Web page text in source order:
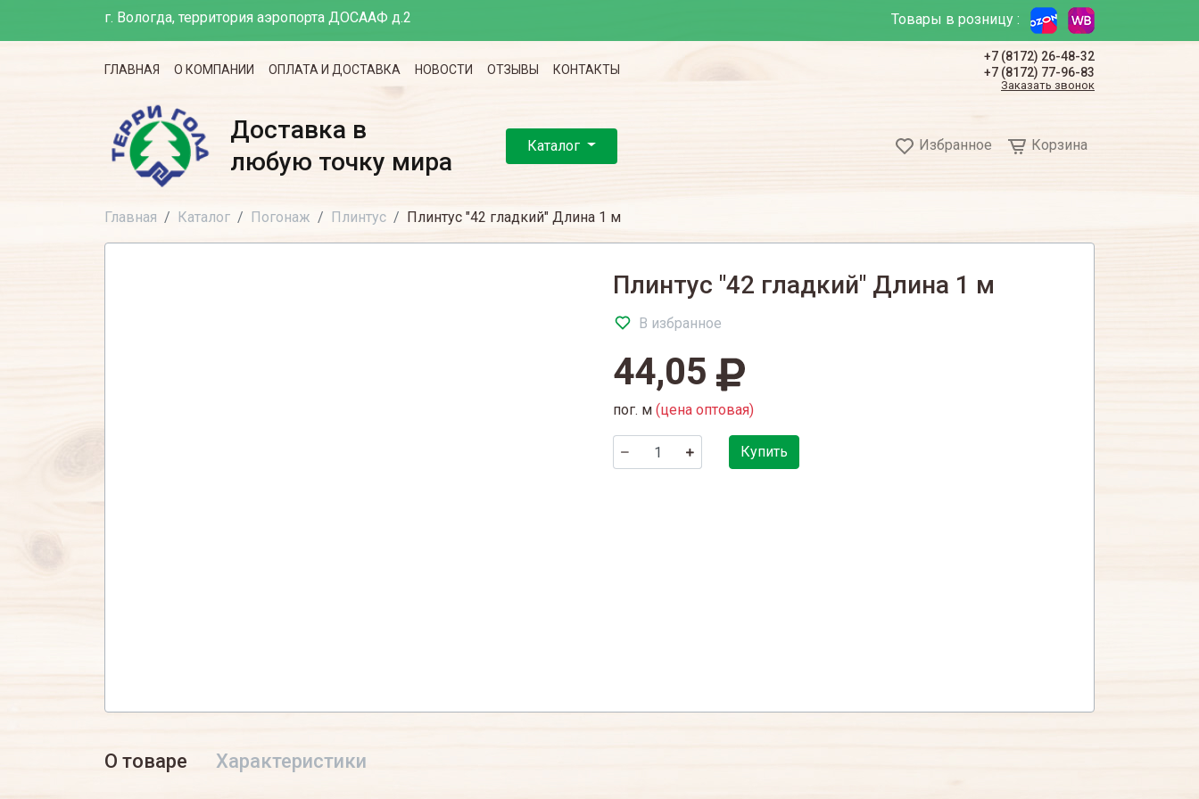
г. Вологда, территория аэропорта ДОСААФ д.2 Товары в розницу :
ГЛАВНАЯ О КОМПАНИИ ОПЛАТА И ДОСТАВКА НОВОСТИ ОТЗЫВЫ КОНТАКТЫ
+7 (8172) 26-48-32
+7 (8172) 77-96-83
Заказать звонок
Доставка в
любую точку мира
Избранное Корзина
Каталог
Главная Каталог Погонаж Плинтус Плинтус "42 гладкий" Длина 1 м
Плинтус "42 гладкий" Длина 1 м
В избранное
44,05
пог. м (цена оптовая)
Купить
О товаре Характеристики